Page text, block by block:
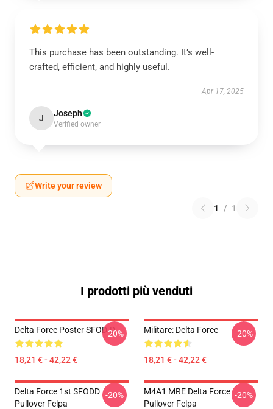
This purchase has been outstanding. It’s well-
crafted, efficient, and highly useful.
Apr 17, 2025
J Joseph
Verified owner
Write your review
1 / 1
I prodotti più venduti
Delta Force Poster SFOD-D
18,21 € - 42,22 €
-20% Militare: Delta Force
18,21 € - 42,22 €
-20%
Delta Force 1st SFODD
Pullover Felpa
-20%
M4A1 MRE Delta Force
Pullover Felpa
-20%